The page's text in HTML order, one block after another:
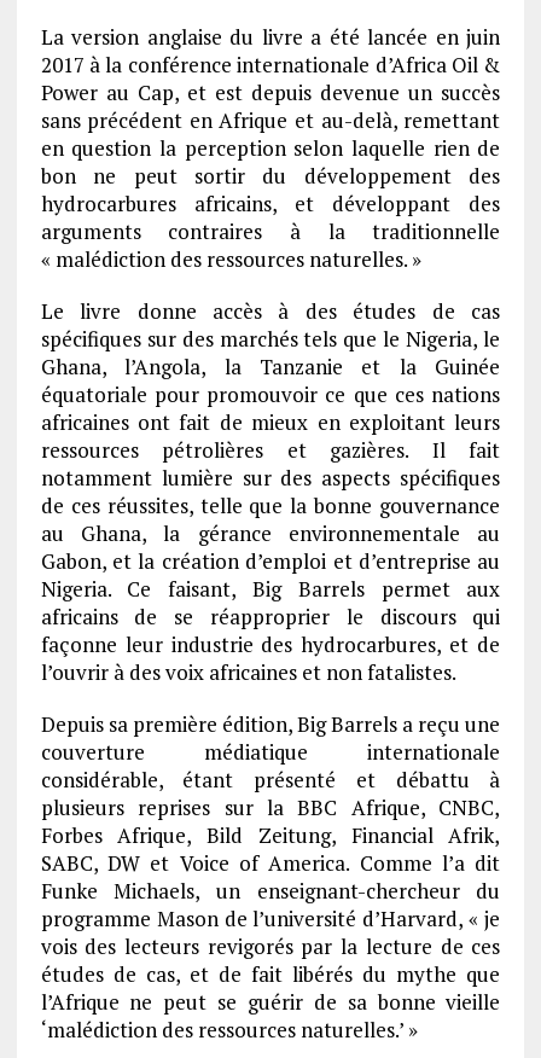
La version anglaise du livre a été lancée en juin
2017 à la conférence internationale d’Africa Oil &
Power au Cap, et est depuis devenue un succès
sans précédent en Afrique et au-delà, remettant
en question la perception selon laquelle rien de
bon ne peut sortir du développement des
hydrocarbures africains, et développant des
arguments contraires à la traditionnelle
« malédiction des ressources naturelles. »
Le livre donne accès à des études de cas
spécifiques sur des marchés tels que le Nigeria, le
Ghana, l’Angola, la Tanzanie et la Guinée
équatoriale pour promouvoir ce que ces nations
africaines ont fait de mieux en exploitant leurs
ressources pétrolières et gazières. Il fait
notamment lumière sur des aspects spécifiques
de ces réussites, telle que la bonne gouvernance
au Ghana, la gérance environnementale au
Gabon, et la création d’emploi et d’entreprise au
Nigeria. Ce faisant, Big Barrels permet aux
africains de se réapproprier le discours qui
façonne leur industrie des hydrocarbures, et de
l’ouvrir à des voix africaines et non fatalistes.
Depuis sa première édition, Big Barrels a reçu une
couverture médiatique internationale
considérable, étant présenté et débattu à
plusieurs reprises sur la BBC Afrique, CNBC,
Forbes Afrique, Bild Zeitung, Financial Afrik,
SABC, DW et Voice of America. Comme l’a dit
Funke Michaels, un enseignant-chercheur du
programme Mason de l’université d’Harvard, « je
vois des lecteurs revigorés par la lecture de ces
études de cas, et de fait libérés du mythe que
l’Afrique ne peut se guérir de sa bonne vieille
‘malédiction des ressources naturelles.’ »